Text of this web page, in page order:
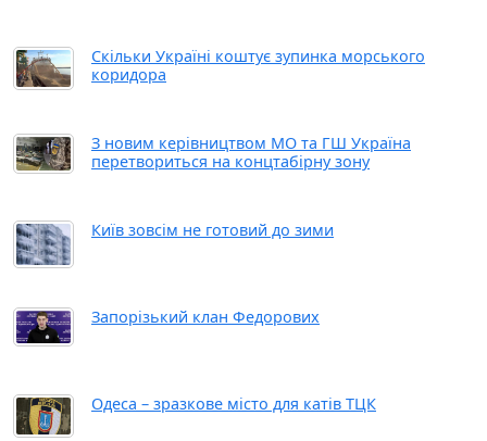
Скільки Україні коштує зупинка морського
коридора
З новим керівництвом МО та ГШ Україна
перетвориться на концтабірну зону
Київ зовсім не готовий до зими
Запорізький клан Федорових
Одеса – зразкове місто для катів ТЦК